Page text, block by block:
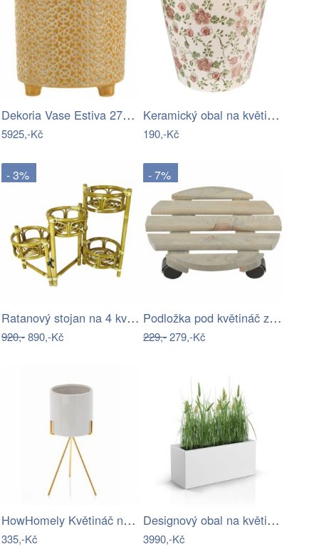
Dekoria Vase Estiva 27x27x36 cm,…
5925,-Kč
Keramický obal na květináč s růžovými…
190,-Kč
- 3%
Ratanový stojan na 4 květiny - světlý…
920,-890,-Kč
- 7%
Podložka pod květináč z borovicového…
229,-279,-Kč
HowHomely Květináč na stojanu Emma 28…
335,-Kč
Designový obal na květináče LONG SLIM…
3990,-Kč